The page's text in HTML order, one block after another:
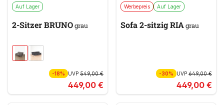
Auf Lager
2-Sitzer BRUNOgrau
-18% UVP 549,00 €
449,00 €
Werbepreis Auf Lager
Sofa 2-sitzig RIAgrau
-30% UVP649,00 €
449,00 €